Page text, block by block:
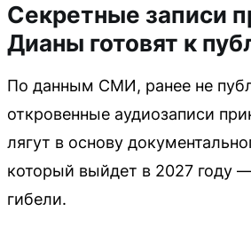
Секретные записи
Дианы готовят к
По данным СМИ, ранее не
откровенные аудиозаписи
лягут в основу
который выйдет в 2027 году
гибели.